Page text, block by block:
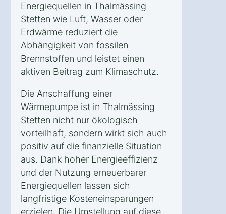
Energiequellen in Thalmässing
Stetten wie Luft, Wasser oder
Erdwärme reduziert die
Abhängigkeit von fossilen
Brennstoffen und leistet einen
aktiven Beitrag zum Klimaschutz.
Die Anschaffung einer
Wärmepumpe ist in Thalmässing
Stetten nicht nur ökologisch
vorteilhaft, sondern wirkt sich auch
positiv auf die finanzielle Situation
aus. Dank hoher Energieeffizienz
und der Nutzung erneuerbarer
Energiequellen lassen sich
langfristige Kosteneinsparungen
erzielen. Die Umstellung auf diese